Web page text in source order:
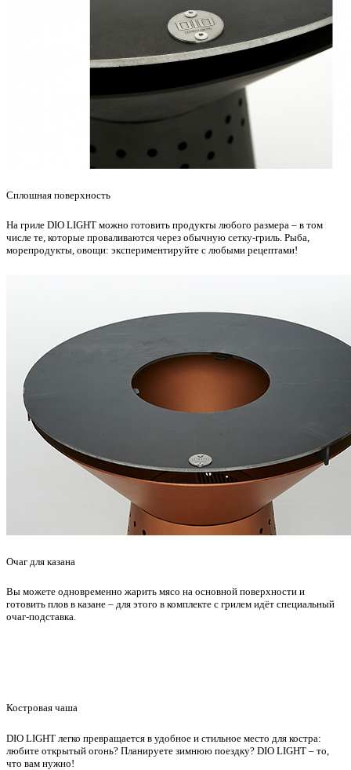
Сплошная поверхность
На гриле DIO LIGHT можно готовить продукты любого размера – в том
числе те, которые проваливаются через обычную сетку-гриль. Рыба,
морепродукты, овощи: экспериментируйте с любыми рецептами!
Очаг для казана
Вы можете одновременно жарить мясо на основной поверхности и
готовить плов в казане – для этого в комплекте с грилем идёт специальный
очаг-подставка.
Костровая чаша
DIO LIGHT легко превращается в удобное и стильное место для костра:
любите открытый огонь? Планируете зимнюю поездку? DIO LIGHT – то,
что вам нужно!